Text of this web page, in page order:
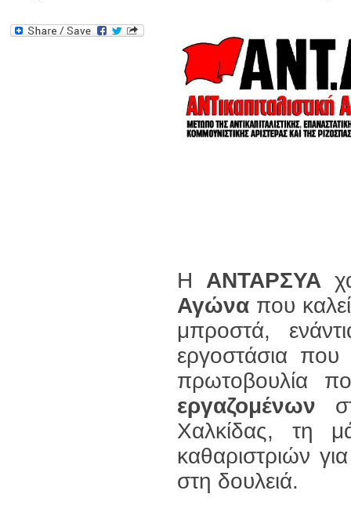
Η ΑΝΤΑΡΣΥΑ
Αγώνα που
μπροστά,
εργοστάσια που
πρωτοβουλία
εργαζομένων
Χαλκίδας, τη
καθαριστριών
στη δουλειά.